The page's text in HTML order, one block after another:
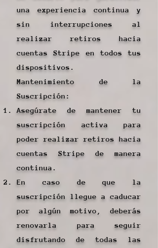
una experiencia continua y
sin interrupciones al
realizar retiros hacia
cuentas Stripe en todos tus
dispositivos.
Mantenimiento de la
Suscripción:
Asegúrate de mantener tu
suscripción activa para
poder realizar retiros hacia
cuentas Stripe de manera
continua.
En caso de que la
suscripción llegue a caducar
por algún motivo, deberás
renovarla para seguir
disfrutando de todas las